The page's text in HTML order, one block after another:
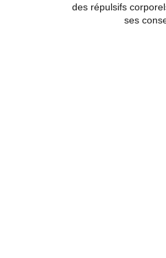
des répulsifs
ses